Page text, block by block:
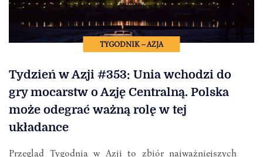
TYGODNIK – AZJA
Tydzień w Azji #353: Unia wchodzi do
gry mocarstw o Azję Centralną. Polska
może odegrać ważną rolę w tej
układance
Przegląd Tygodnia w Azji to zbiór najważniejszych